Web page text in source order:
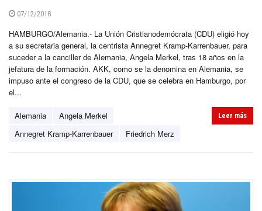
07/12/2018
HAMBURGO/Alemania.- La Unión Cristianodemócrata (CDU) eligió hoy
a su secretaria general, la centrista Annegret Kramp-Karrenbauer, para
suceder a la canciller de Alemania, Angela Merkel, tras 18 años en la
jefatura de la formación. AKK, como se la denomina en Alemania, se
impuso ante el congreso de la CDU, que se celebra en Hamburgo, por
el...
Alemania
Angela Merkel
Annegret Kramp-Karrenbauer
Friedrich Merz
Leer más